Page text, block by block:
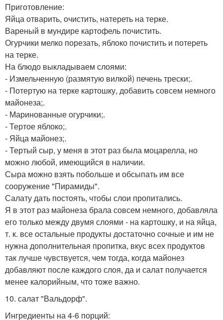
Приготовление:
Яйца отварить, очистить, натереть на терке.
Вареный в мундире картофель почистить.
Огурчики мелко порезать, яблоко почистить и потереть
на терке.
На блюдо выкладываем слоями:
- Измельченную (размятую вилкой) печень трески;.
- Потертую на терке картошку, добавить совсем немного
майонеза;.
- Маринованные огурчики;.
- Тертое яблоко;.
- Яйца майонез;.
- Тертый сыр, у меня в этот раз была моцарелла, но
можно любой, имеющийся в наличии.
Сыра можно взять побольше и обсыпать им все
сооружение "Пирамиды".
Салату дать постоять, чтобы слои пропитались.
Я в этот раз майонеза брала совсем немного, добавляла
его только между двумя слоями - на картошку, и на яйца,
т. к. все остальные продукты достаточно сочные и им не
нужна дополнительная пропитка, вкус всех продуктов
так лучше чувствуется, чем тогда, когда майонез
добавляют после каждого слоя, да и салат получается
менее калорийным, что тоже важно.
10. салат "Вальдорф".
Ингредиенты на 4-6 порций: